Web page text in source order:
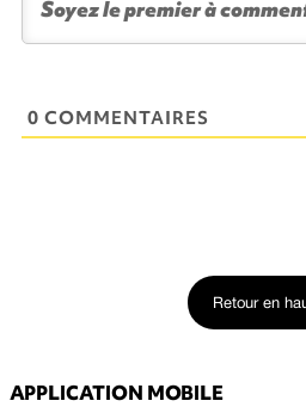
0 COMMENTAIRES
Retour en
APPLICATION MOBILE